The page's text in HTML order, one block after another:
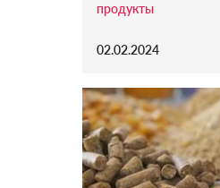
продукты
02.02.2024